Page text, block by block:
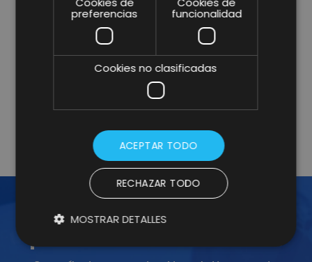
* campos obligatorios.
He leído y acepto la
Política de Privacidad y Aviso
y consiento expresamente a Lifting Group para
que utilice la información que proporciono en este
formulario para estar en contacto conmigo y para
Más información
¡ÚNETE A LA NEWSLETTER!
preferencias funcionalidad
Cookies no clasificadas
ACEPTAR TODO
RECHAZAR TODO
MOSTRAR DETALLES